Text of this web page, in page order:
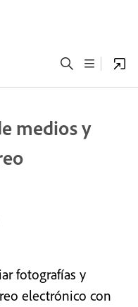
medios y
fotografías y
electrónico con